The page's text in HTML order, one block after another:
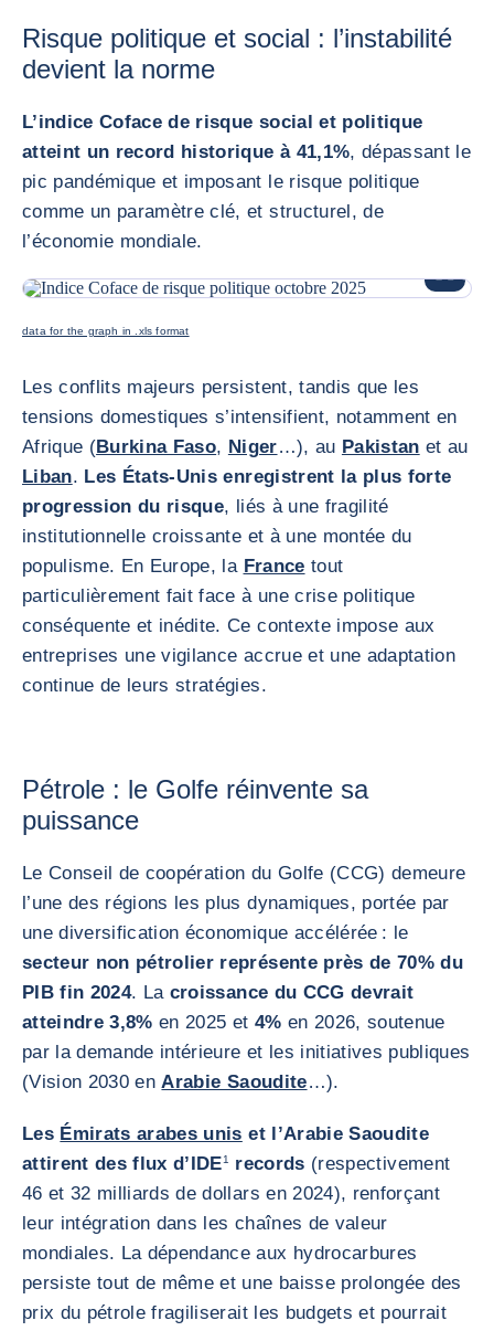
Risque politique et social : l’instabilité
devient la norme
L’indice Coface de risque social et politique
atteint un record historique à 41,1%, dépassant le
pic pandémique et imposant le risque politique
comme un paramètre clé, et structurel, de
l’économie mondiale.
data for the graph in .xls format
Les conflits majeurs persistent, tandis que les
tensions domestiques s’intensifient, notamment en
Afrique (Burkina Faso, Niger…), au Pakistan et au
Liban. Les États-Unis enregistrent la plus forte
progression du risque, liés à une fragilité
institutionnelle croissante et à une montée du
populisme. En Europe, la France tout
particulièrement fait face à une crise politique
conséquente et inédite. Ce contexte impose aux
entreprises une vigilance accrue et une adaptation
continue de leurs stratégies.
Pétrole : le Golfe réinvente sa
puissance
Le Conseil de coopération du Golfe (CCG) demeure
l’une des régions les plus dynamiques, portée par
une diversification économique accélérée : le
secteur non pétrolier représente près de 70% du
PIB fin 2024. La croissance du CCG devrait
atteindre 3,8%en 2025 et 4% en 2026, soutenue
par la demande intérieure et les initiatives publiques
(Vision 2030 enArabie Saoudite…).
Les Émirats arabes unis et l’Arabie Saoudite
attirent des flux d’IDE1 records (respectivement
46 et 32 milliards de dollars en 2024), renforçant
leur intégration dans les chaînes de valeur
mondiales. La dépendance aux hydrocarbures
persiste tout de même et une baisse prolongée des
prix du pétrole fragiliserait les budgets et pourrait